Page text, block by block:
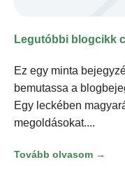
Legutóbbi blogcikk
Ez egy minta
bemutassa a
Egy leckében
megoldásokat.
Tovább olvasom →